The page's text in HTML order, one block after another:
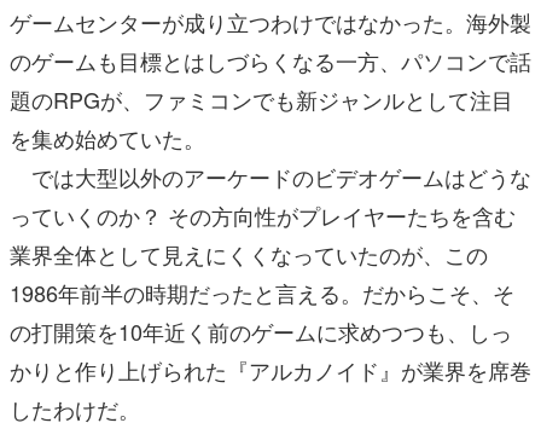
ゲームセンターが成り立つわけではなかった。海外製
のゲームも目標とはしづらくなる一方、パソコンで話
題のRPGが、ファミコンでも新ジャンルとして注目
を集め始めていた。
では大型以外のアーケードのビデオゲームはどうな
っていくのか？ その方向性がプレイヤーたちを含む
業界全体として見えにくくなっていたのが、この
1986年前半の時期だったと言える。だからこそ、そ
の打開策を10年近く前のゲームに求めつつも、しっ
かりと作り上げられた『アルカノイド』が業界を席巻
したわけだ。